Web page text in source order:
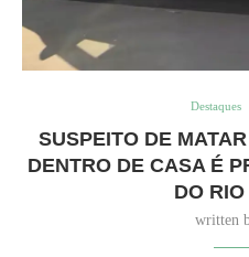
Destaques
SUSPEITO DE
DENTRO DE CASA É
DO
written